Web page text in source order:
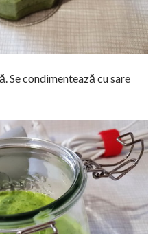
Se condimentează cu sare